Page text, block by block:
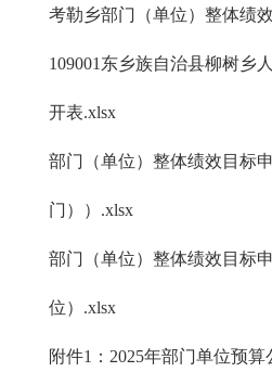
考勒乡部门（单位）整体绩
109001东乡族自治县柳树乡
开表.xlsx
部门（单位）整体绩效目标
门））.xlsx
部门（单位）整体绩效目标
位）.xlsx
附件1：2025年部门单位预